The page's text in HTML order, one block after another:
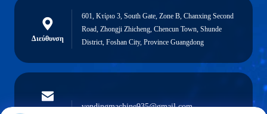
Διεύθυνση
601, Κτίριο 3, South Gate, Zone B, Chanxing Second
Road, Zhongji Zhicheng, Chencun Town, Shunde
District, Foshan City, Province Guangdong
vendingmachine935@gmail.com